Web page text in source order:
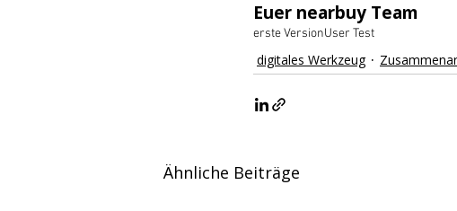
Euer nearbuy Team
erste VersionUser Test
digitales Werkzeug
Ähnliche Beiträge